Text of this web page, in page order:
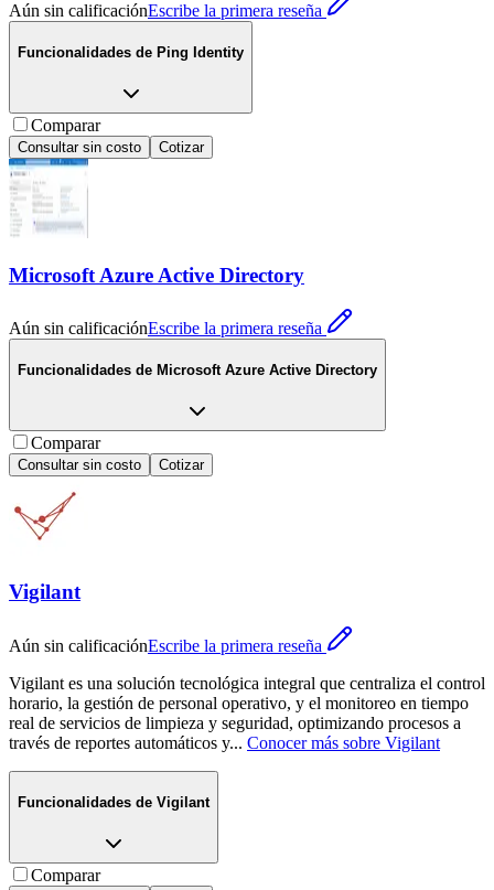
Aún sin calificaciónEscribe la primera reseña
Funcionalidades de Ping Identity
Comparar
Consultar sin costo Cotizar
Microsoft Azure Active Directory
Aún sin calificaciónEscribe la primera reseña
Funcionalidades de Microsoft Azure Active Directory
Comparar
Consultar sin costo Cotizar
Vigilant
Aún sin calificaciónEscribe la primera reseña
Vigilant es una solución tecnológica integral que centraliza el control
horario, la gestión de personal operativo, y el monitoreo en tiempo
real de servicios de limpieza y seguridad, optimizando procesos a
través de reportes automáticos y... Conocer más sobre Vigilant
Funcionalidades de Vigilant
Comparar